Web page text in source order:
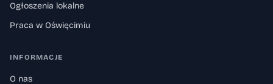
Ogłoszenia lokalne
Praca w Oświęcimiu
INFORMACJE
O nas